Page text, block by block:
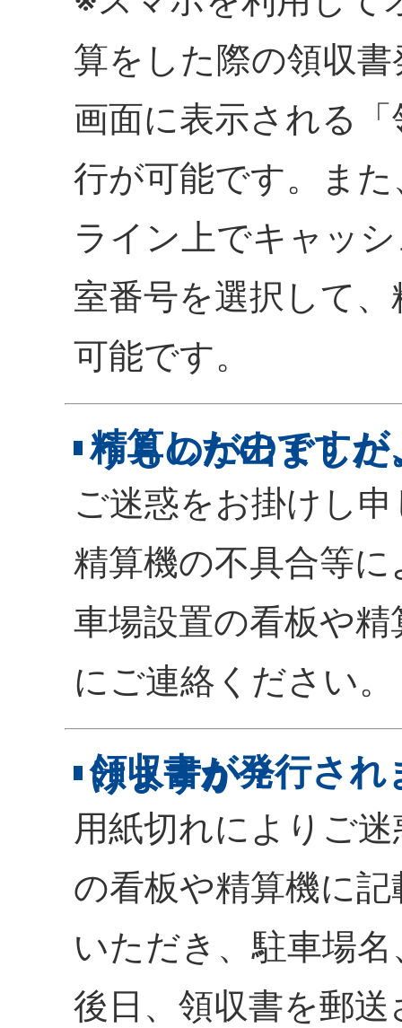
算をした際の領収
画面に表示される
行が可能です。ま
ライン上でキャッ
室番号を選択して
可能です。
精算したのです
うものが出まし
ご迷惑をお掛けし
精算機の不具合等
車場設置の看板や
にご連絡ください。
領収書が発行さ
けますか？
用紙切れによりご
の看板や精算機に
いただき、駐車場
後日、領収書を郵